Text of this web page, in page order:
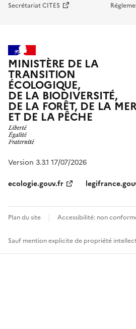
Secrétariat CITES
MINISTÈRE DE LA
TRANSITION
ÉCOLOGIQUE,
DE LA BIODIVERSITÉ,
DE LA FORÊT, DE LA
ET DE LA PÊCHE
Version 3.3.1 17/07/2026
ecologie.gouv.fr
Plan du site Accessibilité: non
Sauf mention explicite de propriété